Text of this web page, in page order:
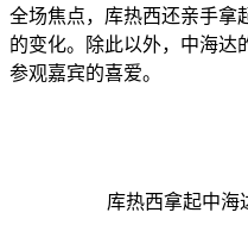
全场焦点，库热西还亲手拿
的变化。除此以外，中海达
参观嘉宾的喜爱。
库热西拿起中海